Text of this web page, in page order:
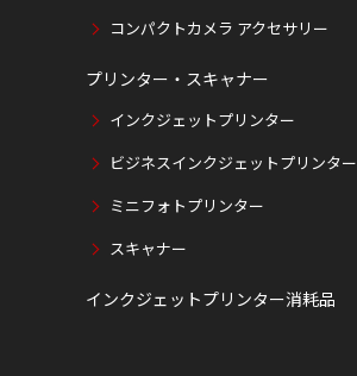
コンパクトカメラ アクセサリー
プリンター・スキャナー
インクジェットプリンター
ビジネスインクジェットプリンター
ミニフォトプリンター
スキャナー
インクジェットプリンター消耗品